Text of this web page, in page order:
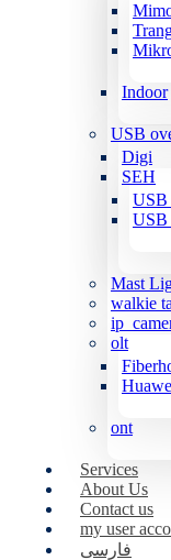
Indoor
USB
Digi
SEH
USB
USB
Mast
walkie
olt
ont
Services
About Us
Contact us
my user
فارسی